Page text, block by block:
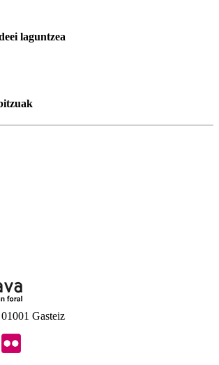
laguntzea
Gasteiz